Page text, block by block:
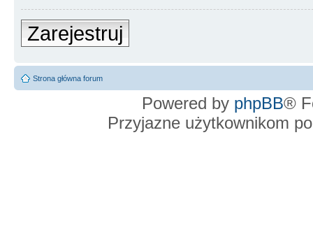
Zarejestruj
Strona główna forum
Powered by phpBB®
Przyjazne użytkownikom